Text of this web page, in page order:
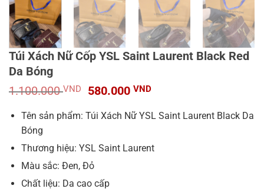
Túi Xách Nữ Cốp YSL Saint Laurent Black Red
Da Bóng
1.100.000VND
Giá
là:
580.000 VNDGiá
tại
Tên sản phẩm: Túi Xách Nữ YSL Saint Laurent Black Da
Bóng
Thương hiệu: YSL Saint Laurent
Màu sắc: Đen, Đỏ
Chất liệu: Da cao cấp